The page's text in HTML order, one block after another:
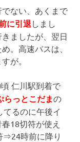
ない、あくまで
に引退しまし
ましたが、翌日
。高速バスは、
が。
仁川駅到着で
らっとこだまの
るのに午後イ
18切符が使え
⇒24時前に降り